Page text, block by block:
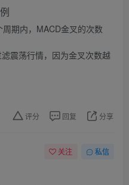
期内，MACD金叉的次数
震荡行情，因为金叉次数越
评分 回复 分享
关注 私信